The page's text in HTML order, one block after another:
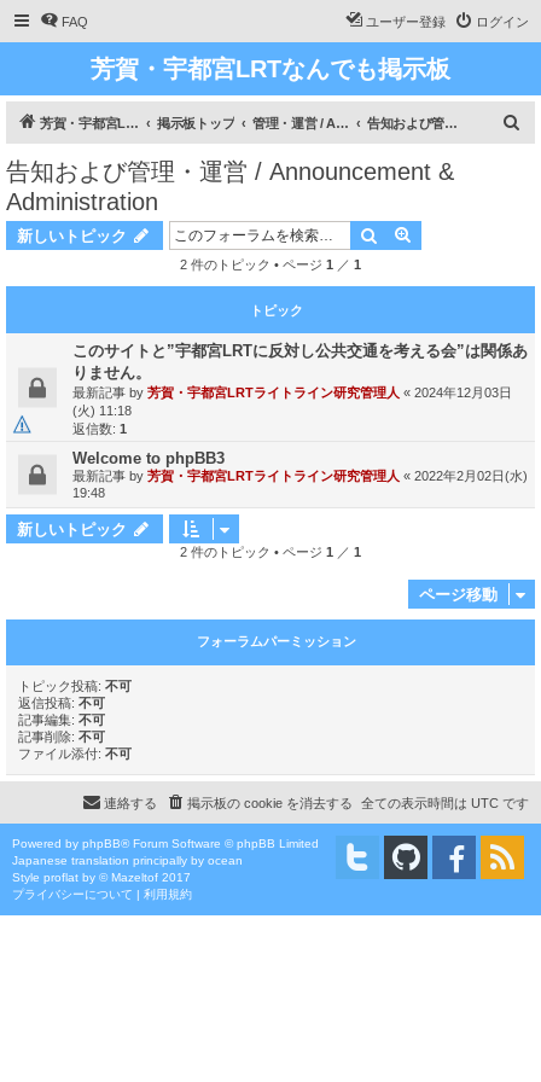
FAQ ログイン
ユーザー登録
芳賀・宇都宮LRTなんでも掲示板
芳賀・宇都宮LRT、ライトライン研究 掲示板トップ 管理・運営 / Administration 告知および管理・運営 / Announcement & Administration
告知および管理・運営 / Announcement &
Administration
新しいトピック 検索
2 件のトピック • ページ 1 ／ 1
トピック
このサイトと”宇都宮LRTに反対し公共交通を考える会”は関係あ
りません。
最新記事 by 芳賀・宇都宮LRTライトライン研究管理人 « 2024年12月03日
(火) 11:18
返信数: 1
Welcome to phpBB3
最新記事 by 芳賀・宇都宮LRTライトライン研究管理人 « 2022年2月02日(水)
19:48
新しいトピック
2 件のトピック • ページ 1 ／ 1
ページ移動
フォーラムパーミッション
トピック投稿: 不可
返信投稿: 不可
記事編集: 不可
記事削除: 不可
ファイル添付: 不可
全ての表示時間は UTC です
掲示板の cookie を消去する
連絡する
Powered by phpBB® Forum Software © phpBB Limited
Japanese translation principally by ocean
Style proflat by ©Mazeltof 2017
プライバシーについて | 利用規約